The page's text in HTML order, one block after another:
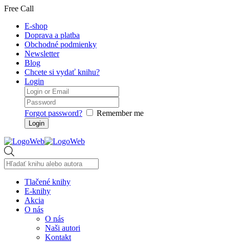
Free Call
E-shop
Doprava a platba
Obchodné podmienky
Newsletter
Blog
Chcete si vydať knihu?
Login
Forgot password? Remember me
search
Tlačené knihy
E-knihy
Akcia
O nás
O nás
Naši autori
Kontakt